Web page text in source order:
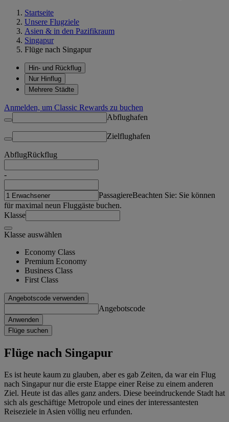
Startseite
Unsere Flugziele
Asien & in den Pazifikraum
Singapur
Flüge nach Singapur
Hin- und Rückflug
Nur Hinflug
Mehrere Städte
Anmelden, um Classic Rewards zu buchen
Abflughafen
Zielflughafen
AbflugRückflug
-
PassagiereBeachten Sie: Sie können
für maximal neun Fluggäste buchen.
Klasse
Klasse auswählen
Economy Class
Premium Economy
Business Class
First Class
Angebotscode verwenden
Angebotscode
Anwenden
Flüge suchen
Flüge nach Singapur
Es ist heute kaum zu glauben, aber es gab Zeiten, da war ein Flug
nach Singapur nur die erste Etappe einer Reise zu einem anderen
Ziel. Heute ist das alles ganz anders. Diese beeindruckende Stadt hat
sich als geschäftige Metropole und eines der interessantesten
Reiseziele in Asien völlig neu erfunden.